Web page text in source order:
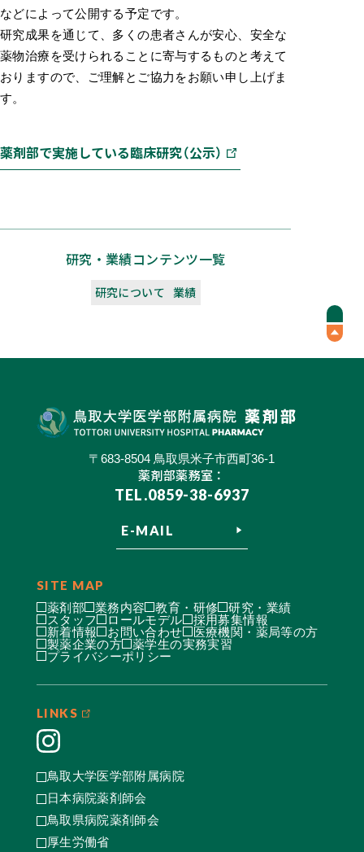
などによって公開する予定です。
研究成果を通じて、多くの患者さんが安心、安全な
薬物治療を受けられることに寄与するものと考えて
おりますので、ご理解とご協力をお願い申し上げま
す。
薬剤部で実施している臨床研究（公示）
研究・業績コンテンツ一覧
研究について 業績
〒683-8504 鳥取県米子市西町36-1
薬剤部薬務室：
TEL.0859-38-6937
E-MAIL
SITE MAP
薬剤部 業務内容 教育・研修
研究・業績
スタッフ
ロールモデル
採用募集情報
新着情報
お問い合わせ
医療機関・薬局等の方
製薬企業の方
薬学生の実務実習
プライバシーポリシー
LINKS
鳥取大学医学部附属病院
日本病院薬剤師会
鳥取県病院薬剤師会
厚生労働省